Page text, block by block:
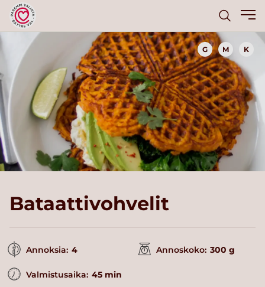
G M K
Bataattivohvelit
Annoksia: 4 Annoskoko: 300 g
Valmistusaika: 45 min